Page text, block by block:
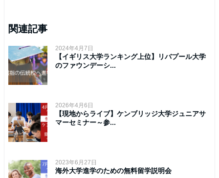
関連記事
2024年4月7日
【イギリス大学ランキング上位】リバプール大学
のファウンデーシ...
2026年4月6日
【現地からライブ】ケンブリッジ大学ジュニアサ
マーセミナー～参...
2023年6月27日
海外大学進学のための無料留学説明会